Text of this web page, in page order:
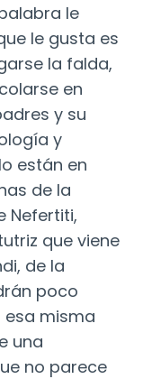
le
le gusta es
la falda,
en
y su
y
están en
de la
Nefertiti,
que viene
de la
poco
misma
una
no parece